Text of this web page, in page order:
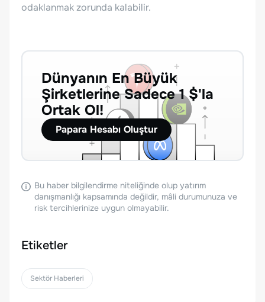
odaklanmak zorunda kalabilir.
Dünyanın En Büyük
Şirketlerine Sadece 1 $'la
Ortak Ol!
Papara Hesabı Oluştur
Bu haber bilgilendirme niteliğinde olup yatırım
danışmanlığı kapsamında değildir, mâli durumunuza ve
risk tercihlerinize uygun olmayabilir.
Etiketler
Sektör Haberleri